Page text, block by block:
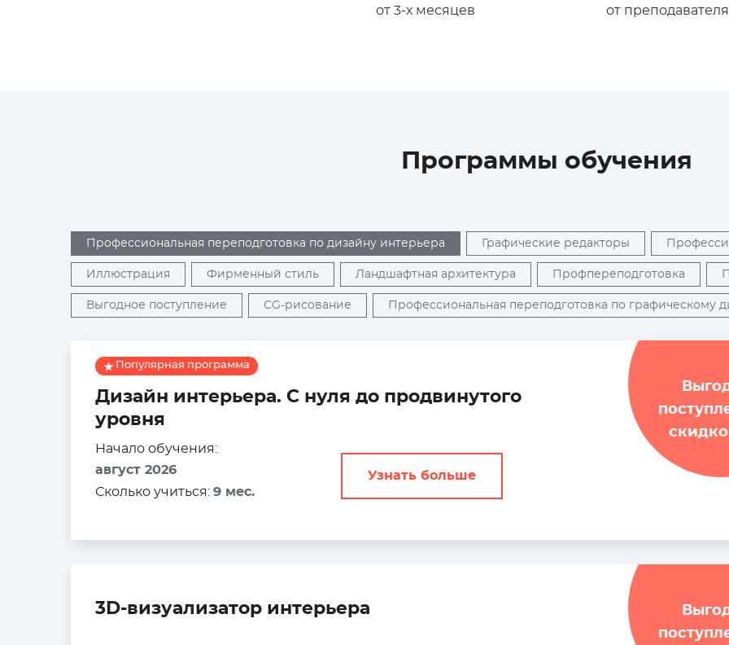
от 3-х месяцев
от преподавателя
Программы обучения
Профессиональная переподготовка по дизайну интерьера Графические редакторы
Иллюстрация Фирменный стиль Ландшафтная архитектура Профпереподготовка
Выгодное поступление CG-рисование Профессиональная переподготовка по графическому
Популярная программа
Дизайн интерьера. С нуля до продвинутого
уровня
Начало обучения:
август 2026
Сколько учиться: 9 мес.
Узнать больше
Начинающим
Практикующим
3D-визуализатор интерьера